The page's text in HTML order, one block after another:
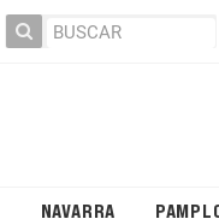
NAVARRA